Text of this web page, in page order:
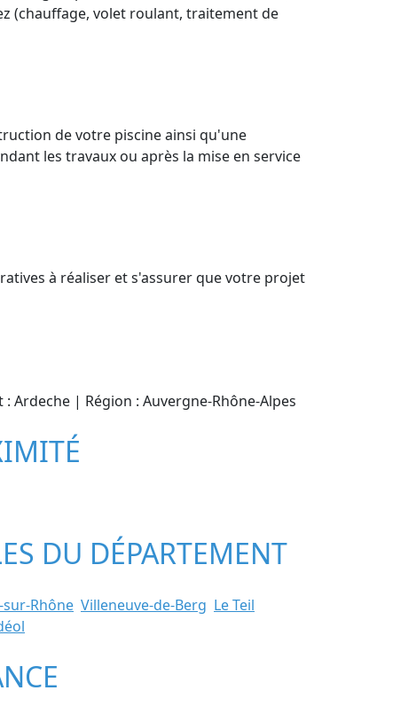
(chauffage, volet roulant, traitement de
de votre piscine ainsi qu'une
les travaux ou après la mise en service
à réaliser et s'assurer que votre projet
Ardeche | Région : Auvergne-Rhône-Alpes
DU DÉPARTEMENT
Rhône Villeneuve-de-Berg Le Teil